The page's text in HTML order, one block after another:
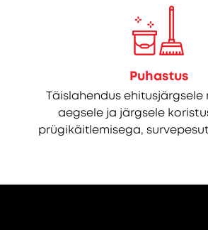
Puhastus
Täislahendus ehitusjärgsele
aegsele ja järgsele
prügikäitlemisega,